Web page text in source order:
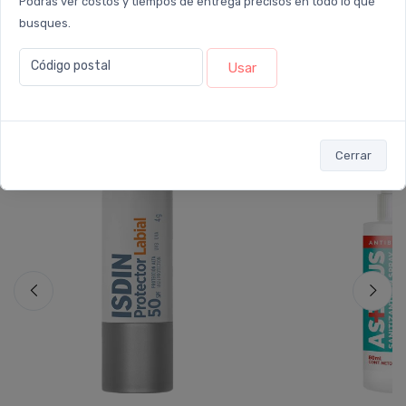
busques.
Código postal Usar
Cerrar
Los que compraron este producto
OFF